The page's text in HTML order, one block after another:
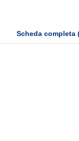
Scheda completa